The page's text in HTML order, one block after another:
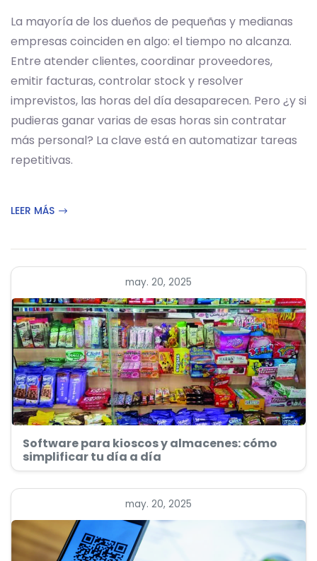
La mayoría de los dueños de pequeñas y medianas
empresas coinciden en algo: el tiempo no alcanza.
Entre atender clientes, coordinar proveedores,
emitir facturas, controlar stock y resolver
imprevistos, las horas del día desaparecen. Pero ¿y si
pudieras ganar varias de esas horas sin contratar
más personal? La clave está en automatizar tareas
repetitivas.
LEER MÁS
may. 20, 2025
Software para kioscos y almacenes: cómo
simplificar tu día a día
may. 20, 2025